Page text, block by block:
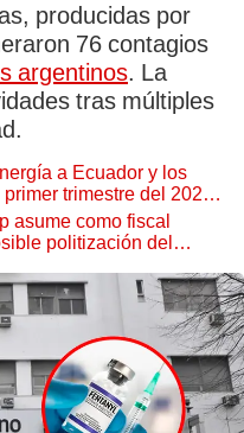
producidas por
76 contagios
argentinos. La
tras múltiples
a Ecuador y los
trimestre del 2027,
asume como fiscal
politización del